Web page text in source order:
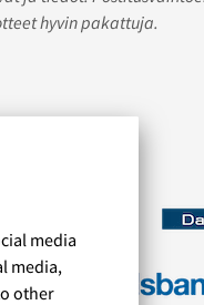
media
media,
other
hyvin pakattuja.